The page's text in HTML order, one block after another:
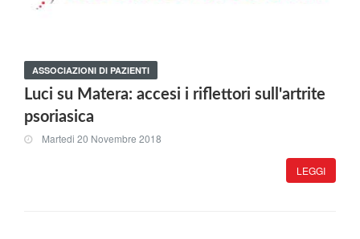
ASSOCIAZIONI DI PAZIENTI
Luci su Matera: accesi i riflettori sull'artrite
psoriasica
Martedi 20 Novembre 2018
LEGGI